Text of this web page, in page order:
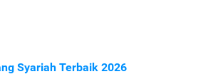
Syariah Terbaik 2026